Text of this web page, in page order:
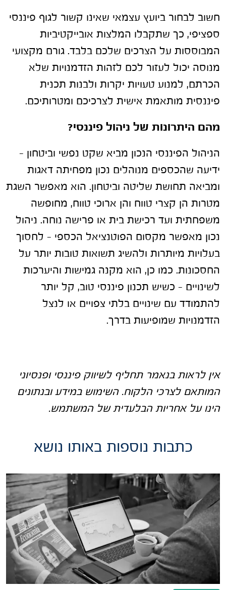
חשוב לבחור ביועץ עצמאי שאינו קשור לגוף פיננסי
ספציפי, כך שתקבלו המלצות אובייקטיביות
המבוססות על הצרכים שלכם בלבד. גורם מקצועי
מנוסה יכול לעזור לכם לזהות הזדמנויות שלא
הכרתם, למנוע טעויות יקרות ולבנות תכנית
פיננסית מותאמת אישית לצרכיכם ומטרותיכם.
מהם היתרונות של ניהול פיננסי?
הניהול הפיננסי הנכון מביא שקט נפשי וביטחון –
ידיעה שהכספים מנוהלים נכון מפחיתה דאגות
ומביאה תחושת שליטה וביטחון. הוא מאפשר השגת
מטרות הן קצרי טווח והן ארוכי טווח, מחופשה
משפחתית ועד רכישת בית או פרישה נוחה. ניהול
נכון מאפשר מקסום הפוטנציאל הכספי – לחסוך
בעלויות מיותרות ולהשיג תשואות טובות יותר על
החסכונות. כמו כן, הוא מקנה גמישות והיערכות
לשינויים – כשיש תכנון פיננסי טוב, קל יותר
להתמודד עם שינויים בלתי צפויים או לנצל
הזדמנויות שמופיעות בדרך.
אין לראות בנאמר תחליף לשיווק פיננסי ופנסיוני
המותאם לצרכי הלקוח. השימוש במידע ובנתונים
הינו על אחריות הבלעדית של המשתמש.
כתבות נוספות באותו נושא